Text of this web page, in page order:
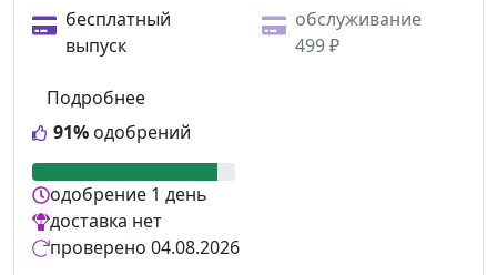
бесплатный
выпуск
обслуживание
499 ₽
91% одобрений
Подробнее
одобрение 1 день
доставка нет
проверено 04.08.2026